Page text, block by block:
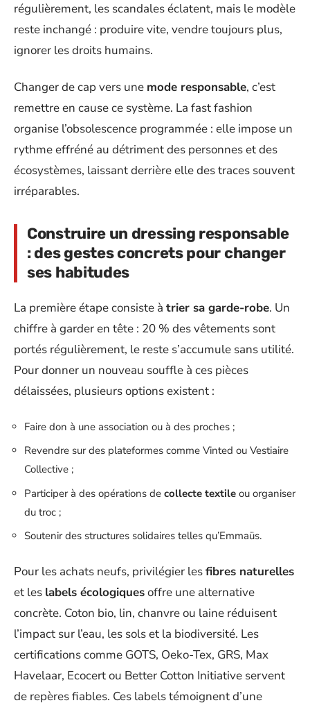
régulièrement, les scandales éclatent, mais le modèle
reste inchangé : produire vite, vendre toujours plus,
ignorer les droits humains.
Changer de cap vers une mode responsable, c’est
remettre en cause ce système. La fast fashion
organise l’obsolescence programmée : elle impose un
rythme effréné au détriment des personnes et des
écosystèmes, laissant derrière elle des traces souvent
irréparables.
Construire un dressing responsable
: des gestes concrets pour changer
ses habitudes
La première étape consiste à trier sa garde-robe. Un
chiffre à garder en tête : 20 % des vêtements sont
portés régulièrement, le reste s’accumule sans utilité.
Pour donner un nouveau souffle à ces pièces
délaissées, plusieurs options existent :
Faire don à une association ou à des proches ;
Revendre sur des plateformes comme Vinted ou Vestiaire
Collective ;
Participer à des opérations de collecte textile ou organiser
du troc ;
Soutenir des structures solidaires telles qu’Emmaüs.
Pour les achats neufs, privilégier lesfibres naturelles
et les labels écologiquesoffre une alternative
concrète. Coton bio, lin, chanvre ou laine réduisent
l’impact sur l’eau, les sols et la biodiversité. Les
certifications comme GOTS, Oeko-Tex, GRS, Max
Havelaar, Ecocert ou Better Cotton Initiative servent
de repères fiables. Ces labels témoignent d’une